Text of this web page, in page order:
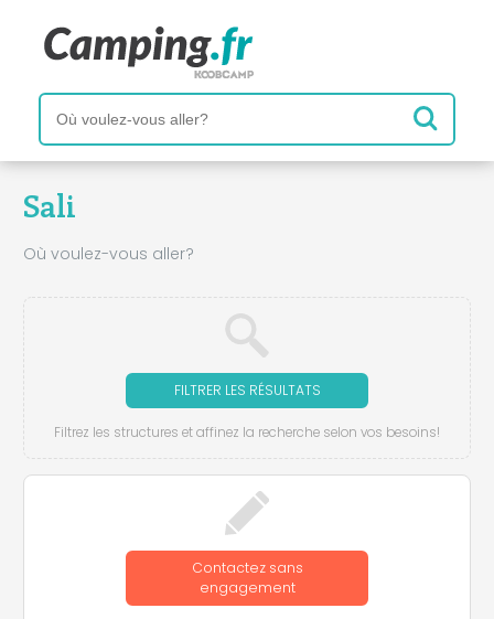
Sali
Où voulez-vous aller?
FILTRER LES RÉSULTATS
Filtrez les structures et affinez la recherche selon vos besoins!
Contactez sans
engagement